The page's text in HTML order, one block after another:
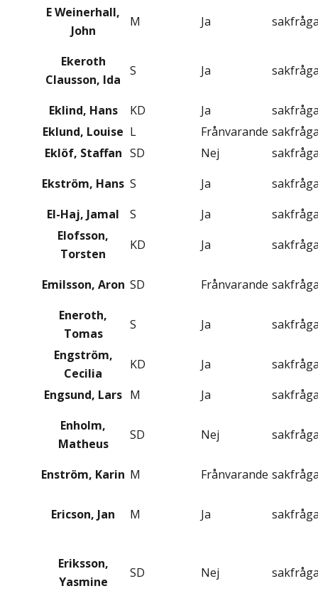
E Weinerhall,
John
M Ja
Ekeroth
Clausson, Ida
S Ja
Eklind, Hans KD Ja
Eklund, Louise L Frånvarande
Eklöf, Staffan SD Nej
Ekström, Hans S Ja
El-Haj, Jamal
S Ja
Elofsson,
Torsten
KD Ja
Emilsson, Aron SD Frånvarande
Eneroth,
Tomas
S Ja
Engström,
Cecilia
KD Ja
Engsund, Lars M Ja
Enholm,
Matheus
SD Nej
Enström, Karin M Frånvarande
Ericson, Jan M Ja
Eriksson,
Yasmine
SD Nej